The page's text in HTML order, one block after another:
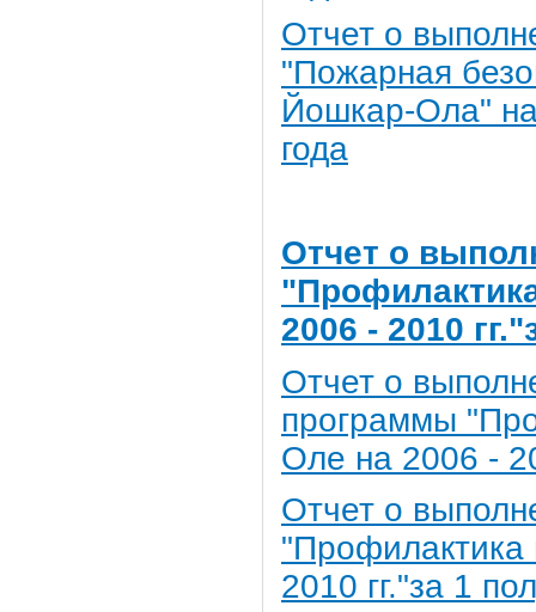
Отчет о
"Пожарная
Йошкар-Ола"
года
Отчет о
2006 - 2010
Отчет о
программы
Оле на 2006 -
Отчет о
"Профилактика
2010 гг."за 1